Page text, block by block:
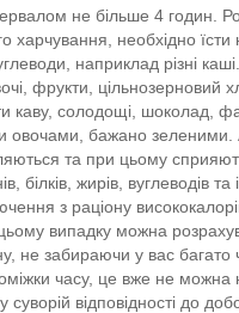
не більше 4 годин.
необхідно їсти
наприклад різні
фрукти, цільнозерновий
солодощі, шоколад,
бажано зеленими.
та при цьому
білків, жирів, вуглеводів
з раціону
випадку можна
не забираючи у вас багато
часу, це вже не
відповідності до